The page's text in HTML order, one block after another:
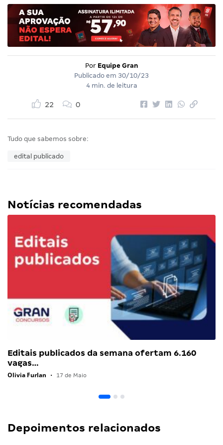
Por Equipe Gran
Publicado em 30/10/23
4 min. de leitura
22 0
Tudo que sabemos sobre:
edital publicado
Notícias recomendadas
Editais publicados da semana ofertam 6.160
vagas…
Olivia Furlan • 17 de Maio
Depoimentos relacionados